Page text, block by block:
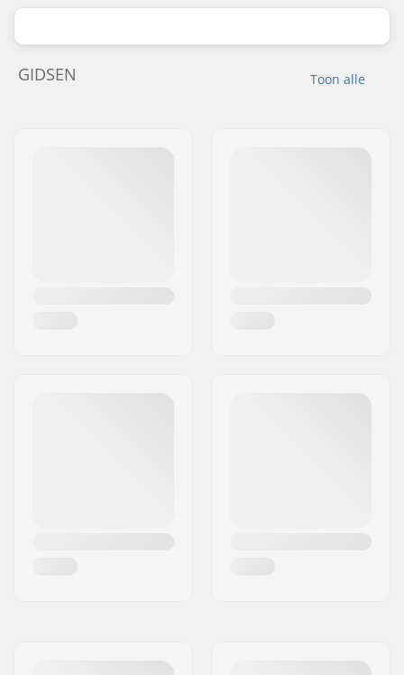
Toon alle
GIDSEN